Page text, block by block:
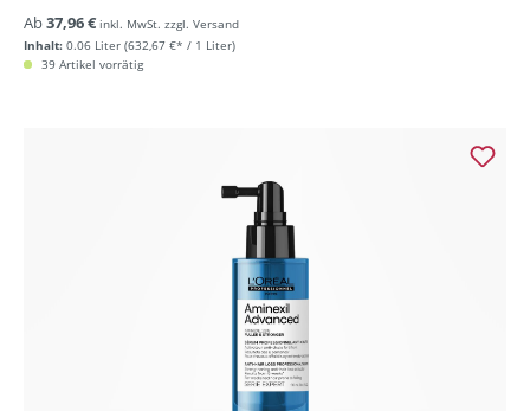
Inhalt: 0.06 Liter (632,67 €* / 1 Liter)
Ab37,96 € inkl. MwSt. zzgl. Versand
39 Artikel vorrätig